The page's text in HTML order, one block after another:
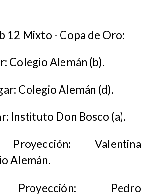
12 Mixto - Copa de Oro:
Colegio Alemán (b).
Colegio Alemán (d).
Instituto Don Bosco (a).
Proyección: Valentina
Alemán.
Proyección: Pedro